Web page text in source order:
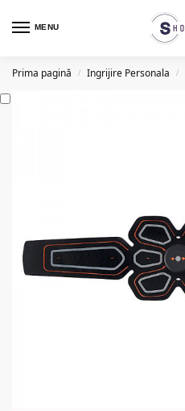
MENU
Prima pagină / Ingrijire Personala /